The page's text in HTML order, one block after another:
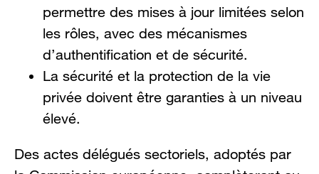
permettre des mises à jour limitées selon
les rôles, avec des mécanismes
d’authentification et de sécurité.
La sécurité et la protection de la vie
privée doivent être garanties à un niveau
élevé.
Des actes délégués sectoriels, adoptés par